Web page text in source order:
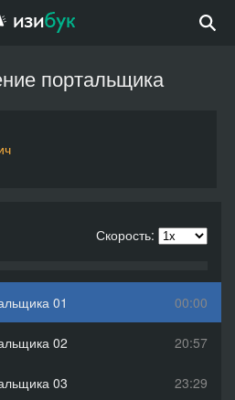
портальщика
Скорость:
00:00
01
20:57
02
23:29
03